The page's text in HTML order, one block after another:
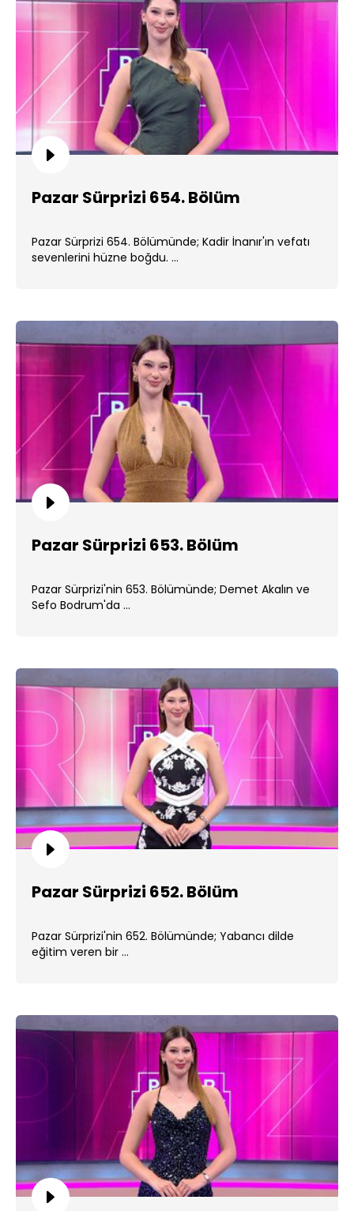
Pazar Sürprizi 654. Bölüm
Pazar Sürprizi 654. Bölümünde; Kadir İnanır'ın vefatı
sevenlerini hüzne boğdu. ...
Pazar Sürprizi 653. Bölüm
Pazar Sürprizi'nin 653. Bölümünde; Demet Akalın ve
Sefo Bodrum'da ...
Pazar Sürprizi 652. Bölüm
Pazar Sürprizi'nin 652. Bölümünde; Yabancı dilde
eğitim veren bir ...